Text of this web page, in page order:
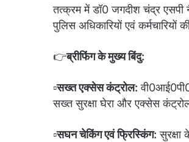
तत्क्रम में डॉ0 जगदीश चंद्र एसपी
पुलिस अधिकारियों एवं कर्मचारियों
👉ब्रीफिंग के मुख्य बिंदु:
▫️सख्त एक्सेस कंट्रोल:
सख्त सुरक्षा घेरा और एक्सेस
▫️सघन चेकिंग एवं फ्रिस्किंग: सुरक्षा